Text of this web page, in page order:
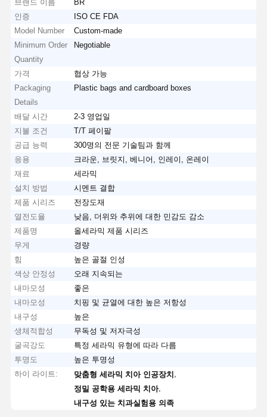
브랜드 이름
BR
인증
ISO CE FDA
Model Number
Custom-made
Minimum Order
Quantity
Negotiable
가격
협상 가능
Packaging
Details
Plastic bags and cardboard boxes
배달 시간
2-3 영업일
지불 조건
T/T 페이팔
공급 능력
300명의 전문 기술팀과 함께
응용
크라운, 브릿지, 베니어, 인레이, 온레이
재료
세라믹
설치 방법
시멘트 결합
제품 시리즈
전장도재
열전도율
낮음, 더위와 추위에 대한 민감도 감소
제품명
올세라믹 제품 시리즈
무게
경량
힘
높은 골절 인성
색상 안정성
오래 지속되는
내마모성
좋은
내마모성
치핑 및 균열에 대한 높은 저항성
내구성
높은
생체적합성
무독성 및 저자극성
굴곡강도
특정 세라믹 유형에 따라 다름
투명도
높은 투명성
하이 라이트:
맞춤형 세라믹 치아 인공장치
정밀 공학용 세라믹 치아,
내구성 있는 치과실험용 의족